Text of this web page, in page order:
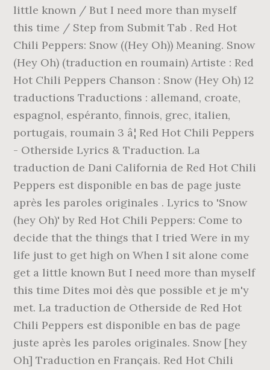
little known / But I need more than myself
this time / Step from Submit Tab . Red Hot
Chili Peppers: Snow ((Hey Oh)) Meaning. Snow
(Hey Oh) (traduction en roumain) Artiste : Red
Hot Chili Peppers Chanson : Snow (Hey Oh) 12
traductions Traductions : allemand, croate,
espagnol, espéranto, finnois, grec, italien,
portugais, roumain 3 â¦ Red Hot Chili Peppers
- Otherside Lyrics & Traduction. La
traduction de Dani California de Red Hot Chili
Peppers est disponible en bas de page juste
après les paroles originales . Lyrics to 'Snow
(hey Oh)' by Red Hot Chili Peppers: Come to
decide that the things that I tried Were in my
life just to get high on When I sit alone come
get a little known But I need more than myself
this time Dites moi dès que possible et je m'y
met. La traduction de Otherside de Red Hot
Chili Peppers est disponible en bas de page
juste après les paroles originales. Snow [hey
Oh] Traduction en Français. Red Hot Chili